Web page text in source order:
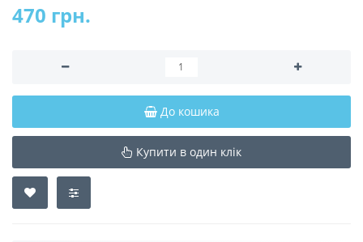
470 грн.
До кошика
Купити в один клік